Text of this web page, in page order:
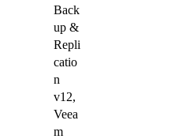
Back
up &
Repli
catio
n
v12,
Veea
m